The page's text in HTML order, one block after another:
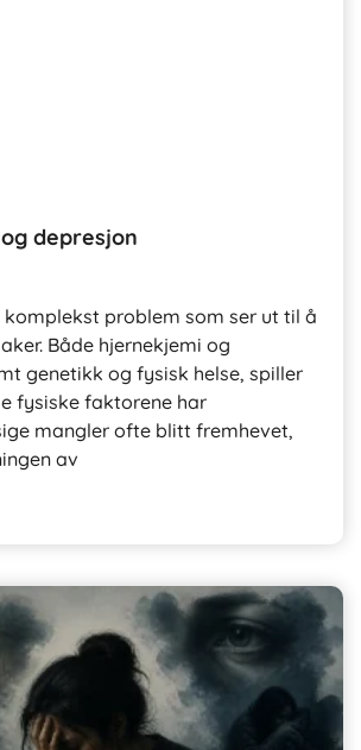
depresjon
komplekst problem som ser ut til å
Både hjernekjemi og
genetikk og fysisk helse, spiller
fysiske faktorene har
mangler ofte blitt fremhevet,
av